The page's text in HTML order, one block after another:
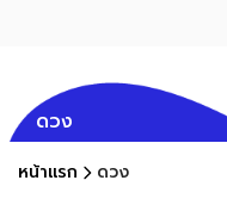
ดวง
หน้าแรก ดวง